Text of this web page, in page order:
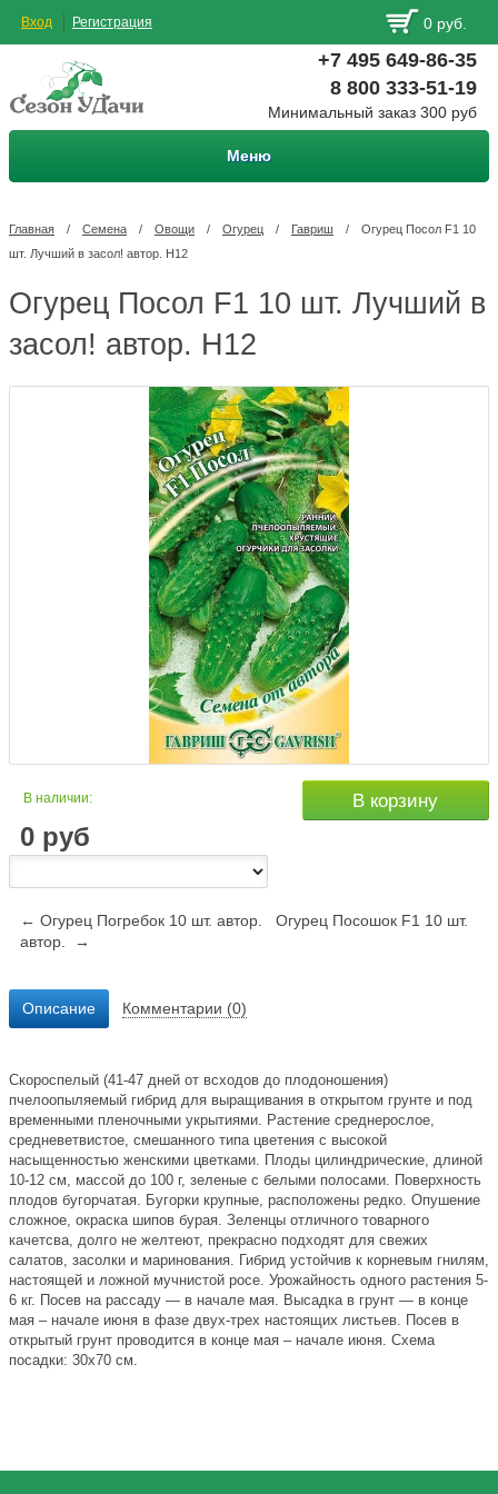
Вход Регистрация 0 руб.
+7 495 649-86-35
8 800 333-51-19
Минимальный заказ 300 руб
Меню
Главная / Семена / Овощи / Огурец / Гавриш /
Огурец Посол F1 10
шт. Лучший в засол! автор. Н12
Огурец Посол F1 10 шт. Лучший в
засол! автор. Н12
В наличии:
0 руб
В корзину
← Огурец Погребок 10 шт. автор.
Огурец Посошок F1 10 шт.
автор. →
Описание Комментарии (0)
Скороспелый (41-47 дней от всходов до плодоношения)
пчелоопыляемый гибрид для выращивания в открытом грунте и под
временными пленочными укрытиями. Растение среднерослое,
средневетвистое, смешанного типа цветения с высокой
насыщенностью женскими цветками. Плоды цилиндрические, длиной
10-12 см, массой до 100 г, зеленые с белыми полосами. Поверхность
плодов бугорчатая. Бугорки крупные, расположены редко. Опушение
сложное, окраска шипов бурая. Зеленцы отличного товарного
качетсва, долго не желтеют, прекрасно подходят для свежих
салатов, засолки и маринования. Гибрид устойчив к корневым гнилям,
настоящей и ложной мучнистой росе. Урожайность одного растения 5-
6 кг. Посев на рассаду — в начале мая. Высадка в грунт — в конце
мая – начале июня в фазе двух-трех настоящих листьев. Посев в
открытый грунт проводится в конце мая – начале июня. Схема
посадки: 30х70 см.